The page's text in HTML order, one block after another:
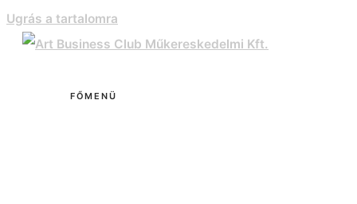
Ugrás a tartalomra
FŐMENÜ